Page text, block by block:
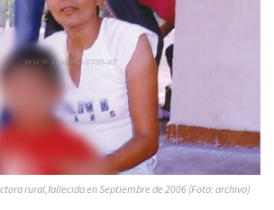
rural,fallecida en Septiembre de 2006 (Foto: archivo)